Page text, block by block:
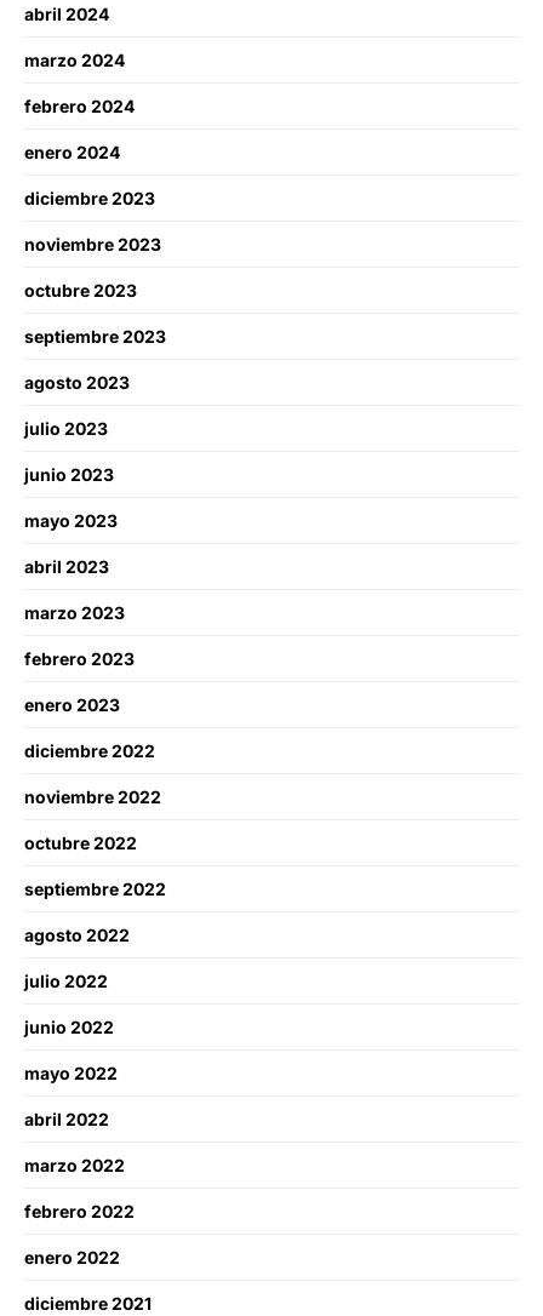
abril 2024
marzo 2024
febrero 2024
enero 2024
diciembre 2023
noviembre 2023
octubre 2023
septiembre 2023
agosto 2023
julio 2023
junio 2023
mayo 2023
abril 2023
marzo 2023
febrero 2023
enero 2023
diciembre 2022
noviembre 2022
octubre 2022
septiembre 2022
agosto 2022
julio 2022
junio 2022
mayo 2022
abril 2022
marzo 2022
febrero 2022
enero 2022
diciembre 2021